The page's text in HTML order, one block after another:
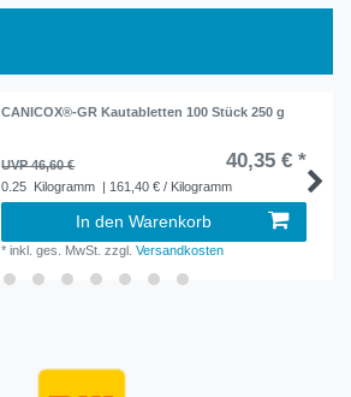
CANICOX®-GR Kautabletten 100 Stück 250 g
UVP 46,60 € 40,35 € *
0.25 Kilogramm | 161,40 € / Kilogramm
In den Warenkorb
*inkl. ges. MwSt. zzgl.Versandkosten